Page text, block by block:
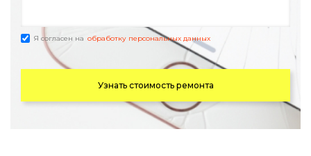
Я согласен на обработку персональных данных
Узнать стоимость ремонта